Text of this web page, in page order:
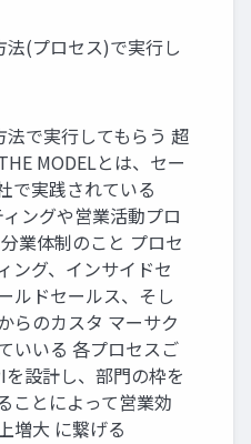
(プロセス)で実⾏し
で実⾏してもらう 超
MODELとは、セー
で実践されている
ングや営業活動プロ
業体制のこと プロセ
ング、インサイドセ
ルドセールス、そし
らのカスタ マーサク
いいる 各プロセスご
を設計し、部⾨の枠を
ことによって営業効
増⼤ に繋げる